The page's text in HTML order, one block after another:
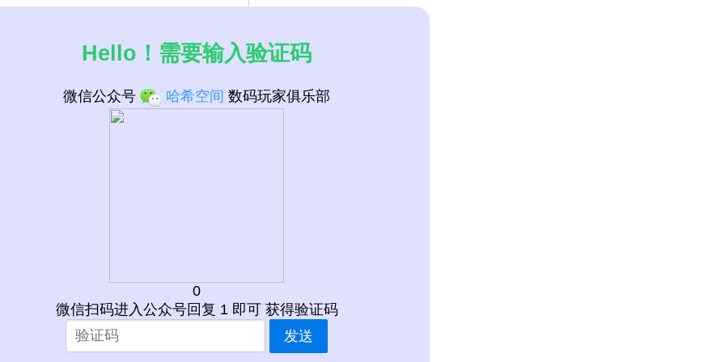
Hello！需要输入验证码
微信公众号 哈希空间 数码玩家俱乐部
0
微信扫码进入公众号回复 1 即可 获得验证码
发送